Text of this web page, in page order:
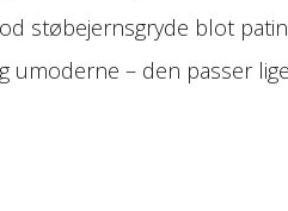
støbejernsgryde blot
umoderne – den passer